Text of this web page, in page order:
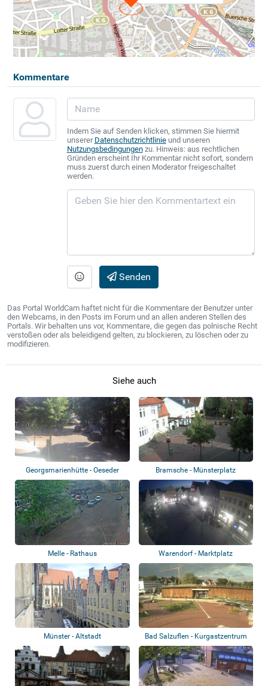
Kommentare
Indem Sie auf Senden klicken, stimmen Sie hiermit
unserer Datenschutzrichtlinieund unseren
Nutzungsbedingungenzu. Hinweis: aus rechtlichen
Gründen erscheint Ihr Kommentar nicht sofort, sondern
muss zuerst durch einen Moderator freigeschaltet
werden.
Senden
Das Portal WorldCam haftet nicht für die Kommentare der Benutzer unter
den Webcams, in den Posts im Forum und an allen anderen Stellen des
Portals. Wir behalten uns vor, Kommentare, die gegen das polnische Recht
verstoßen oder als beleidigend gelten, zu blockieren, zu löschen oder zu
modifizieren.
Siehe auch
Georgsmarienhütte - Oeseder
Straße, Rote...
Bramsche - Münsterplatz
Melle - Rathaus Warendorf - Marktplatz
Münster - Altstadt Bad Salzuflen - Kurgastzentrum